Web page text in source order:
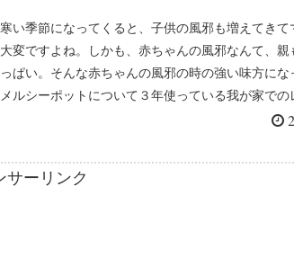
寒い季節になってくると、子供の風邪も増えてきて
大変ですよね。しかも、赤ちゃんの風邪なんて、親
っぱい。そんな赤ちゃんの風邪の時の強い味方にな
メルシーポットについて３年使っている我が家での
サーリンク